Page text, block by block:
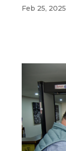
Feb 25, 2025